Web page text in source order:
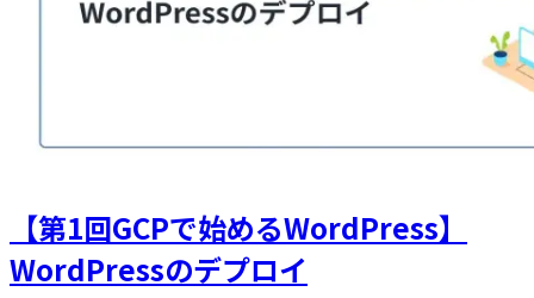
【第1回GCPで始めるWordPress】
WordPressのデプロイ